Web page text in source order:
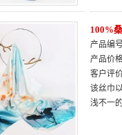
100%
产品编
产品价
客户评
该丝巾
浅不一